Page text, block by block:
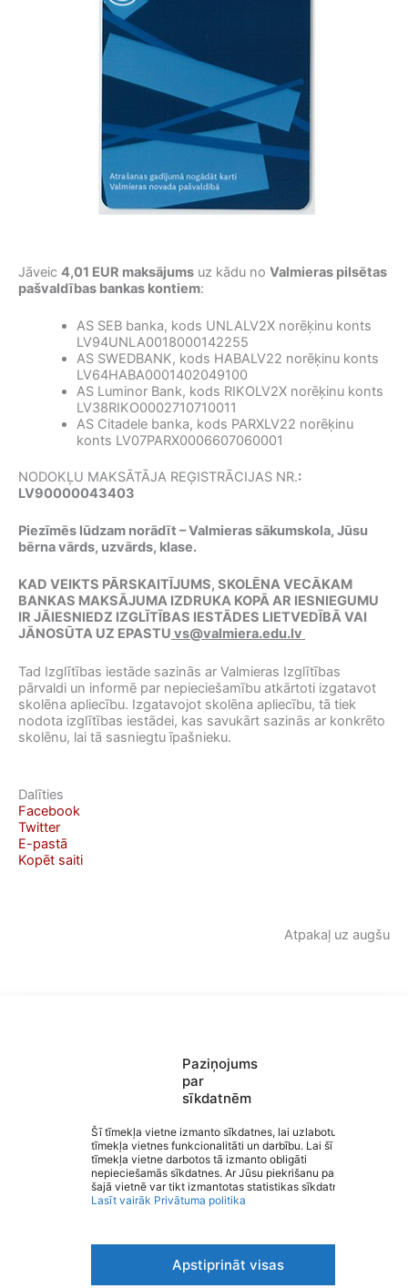
Paziņojums
par
sīkdatnēm
Šī tīmekļa vietne izmanto sīkdatnes, lai uzlabotu
tīmekļa vietnes funkcionalitāti un darbību. Lai šī
tīmekļa vietne darbotos tā izmanto obligāti
nepieciešamās sīkdatnes. Ar Jūsu piekrišanu papildus
šajā vietnē var tikt izmantotas statistikas sīkdatnes.
Lasīt vairāk Privātuma politika
Apstiprināt visas
Jāveic 4,01 EUR maksājums uz kādu no Valmieras pilsētas
pašvaldības bankas kontiem:
AS SEB banka, kods UNLALV2X norēķinu konts
LV94UNLA0018000142255
AS SWEDBANK, kods HABALV22 norēķinu konts
LV64HABA0001402049100
AS Luminor Bank, kods RIKOLV2X norēķinu konts
LV38RIKO0002710710011
AS Citadele banka, kods PARXLV22 norēķinu
konts LV07PARX0006607060001
NODOKĻU MAKSĀTĀJA REĢISTRĀCIJAS NR.:
LV90000043403
Piezīmēs lūdzam norādīt – Valmieras sākumskola, Jūsu
bērna vārds, uzvārds, klase.
KAD VEIKTS PĀRSKAITĪJUMS, SKOLĒNA VECĀKAM
BANKAS MAKSĀJUMA IZDRUKA KOPĀ AR IESNIEGUMU
IR JĀIESNIEDZ IZGLĪTĪBAS IESTĀDES LIETVEDĪBĀ VAI
JĀNOSŪTA UZ EPASTU vs@valmiera.edu.lv
Tad Izglītības iestāde sazinās ar Valmieras Izglītības
pārvaldi un informē par nepieciešamību atkārtoti izgatavot
skolēna apliecību. Izgatavojot skolēna apliecību, tā tiek
nodota izglītības iestādei, kas savukārt sazinās ar konkrēto
skolēnu, lai tā sasniegtu īpašnieku.
Dalīties
Facebook
Twitter
E-pastā
Kopēt saiti
Atpakaļ uz augšu
Valmieras sākumskola
Sociālie tīkli